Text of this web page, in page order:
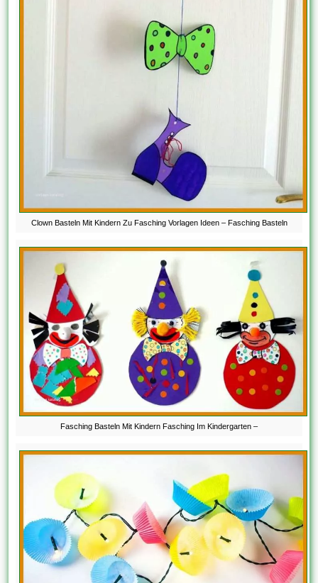
Clown Basteln Mit Kindern Zu Fasching Vorlagen Ideen – Fasching Basteln
Fasching Basteln Mit Kindern Fasching Im Kindergarten –